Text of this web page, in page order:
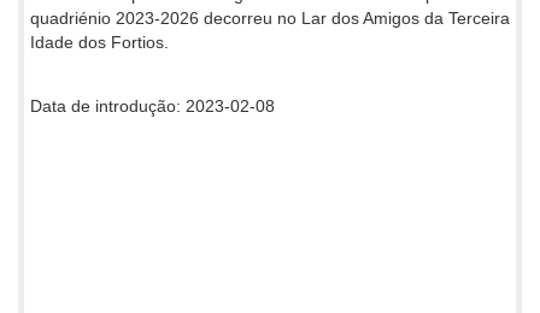
quadriénio 2023-2026 decorreu no Lar dos Amigos da Terceira
Idade dos Fortios.
Data de introdução: 2023-02-08